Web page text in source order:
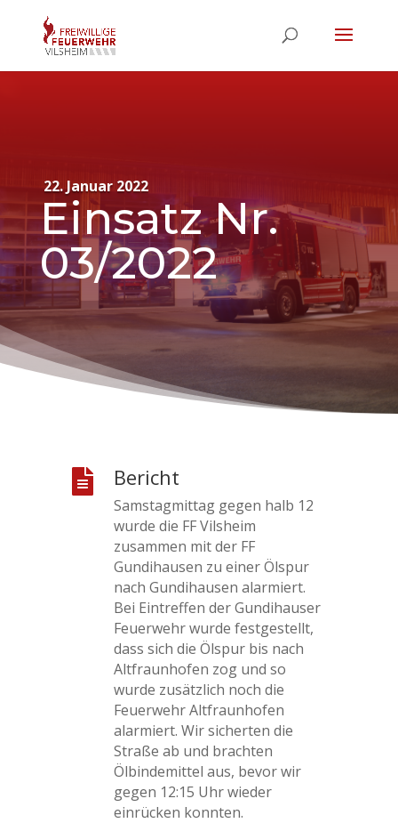
22. Januar 2022
Einsatz Nr.
03/2022
 Bericht
Samstagmittag gegen halb 12
wurde die FF Vilsheim
zusammen mit der FF
Gundihausen zu einer Ölspur
nach Gundihausen alarmiert.
Bei Eintreffen der Gundihauser
Feuerwehr wurde festgestellt,
dass sich die Ölspur bis nach
Altfraunhofen zog und so
wurde zusätzlich noch die
Feuerwehr Altfraunhofen
alarmiert. Wir sicherten die
Straße ab und brachten
Ölbindemittel aus, bevor wir
gegen 12:15 Uhr wieder
einrücken konnten.